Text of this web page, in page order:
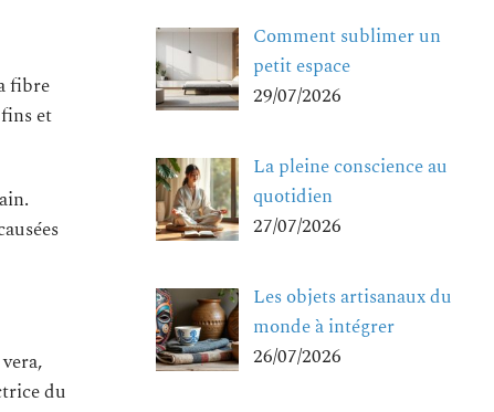
fibre
et
du
Comment sublimer un
petit espace
29/07/2026
La pleine conscience au
quotidien
27/07/2026
Les objets artisanaux du
monde à intégrer
26/07/2026